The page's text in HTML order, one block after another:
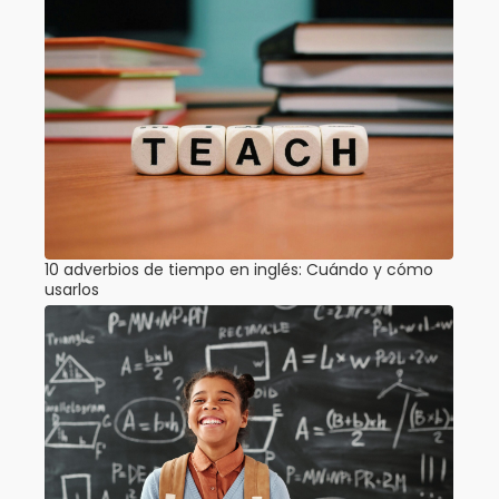
10 adverbios de tiempo en inglés: Cuándo y cómo
usarlos